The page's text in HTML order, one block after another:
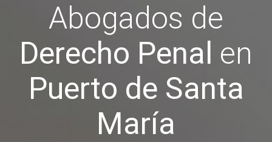
Abogados de
Derecho Penal en
Puerto de Santa
María